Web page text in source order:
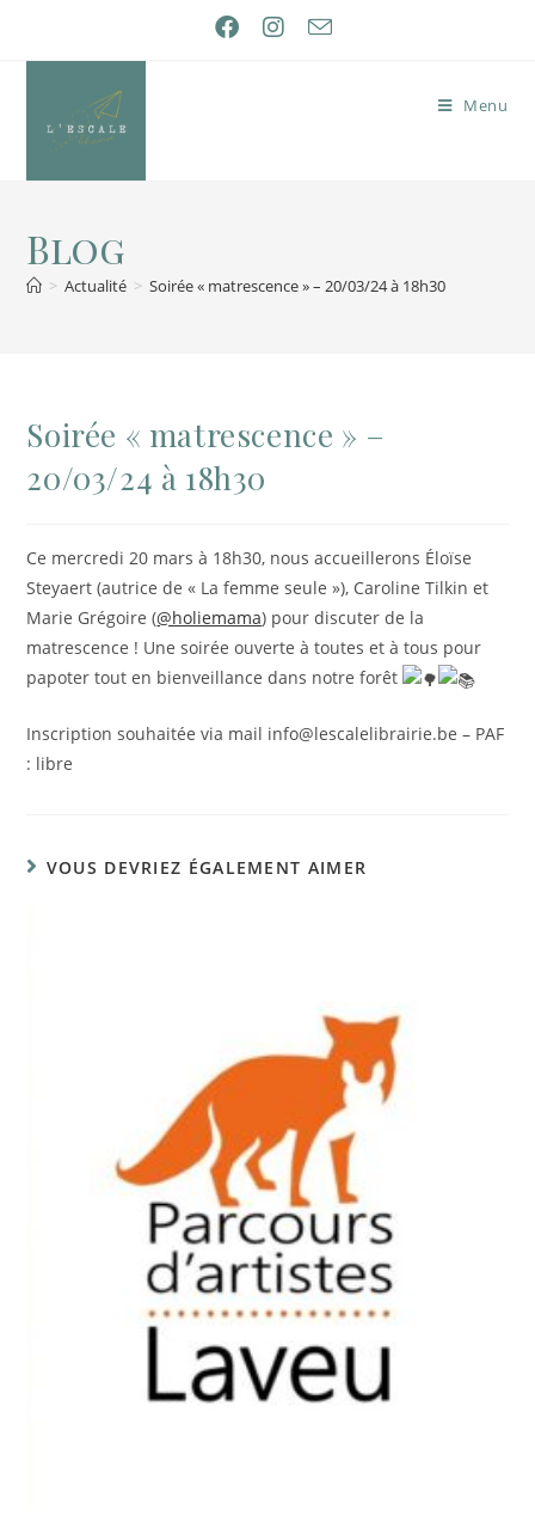
Menu
Blog
> Actualité > Soirée « matrescence » – 20/03/24 à 18h30
Soirée « matrescence » –
20/03/24 à 18h30
Ce mercredi 20 mars à 18h30, nous accueillerons Éloïse
Steyaert (autrice de « La femme seule »), Caroline Tilkin et
Marie Grégoire (@holiemama) pour discuter de la
matrescence ! Une soirée ouverte à toutes et à tous pour
papoter tout en bienveillance dans notre forêt
Inscription souhaitée via mail info@lescalelibrairie.be – PAF
: libre
VOUS DEVRIEZ ÉGALEMENT AIMER